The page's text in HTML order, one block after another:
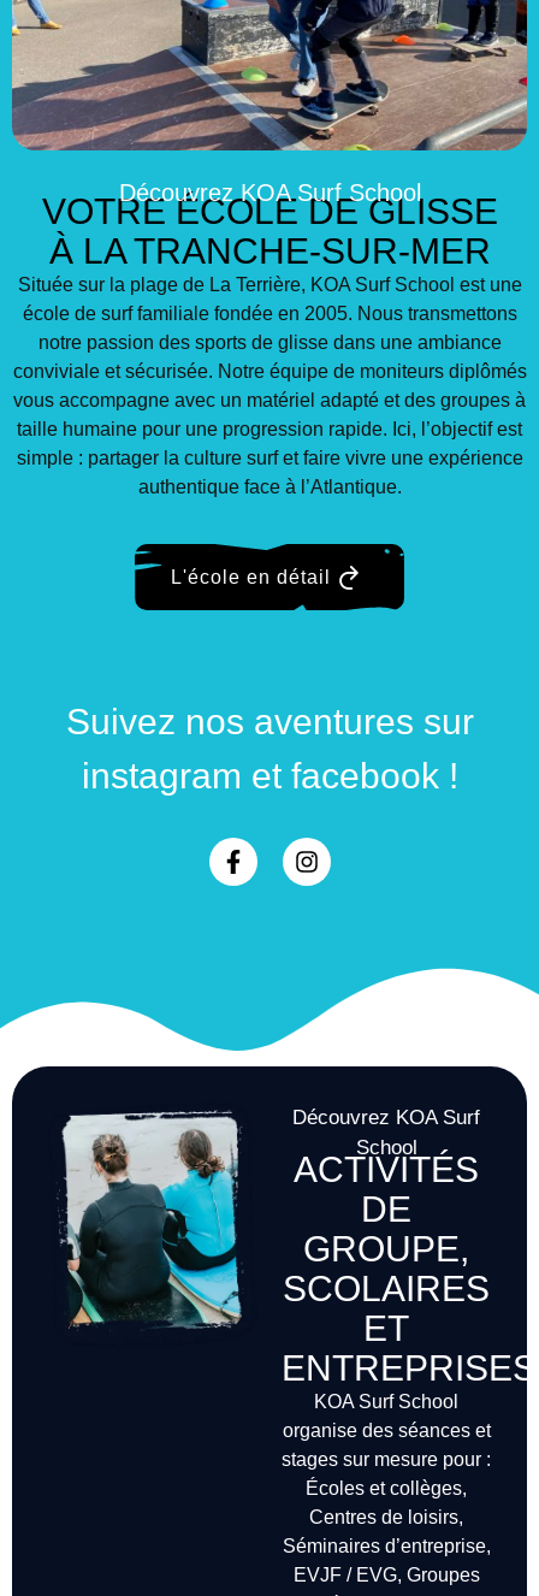
Découvrez KOA Surf School
VOTRE ÉCOLE DE GLISSE
À LA TRANCHE-SUR-MER
Située sur la plage de La Terrière, KOA Surf School est une
école de surf familiale fondée en 2005. Nous transmettons
notre passion des sports de glisse dans une ambiance
conviviale et sécurisée. Notre équipe de moniteurs diplômés
vous accompagne avec un matériel adapté et des groupes à
taille humaine pour une progression rapide. Ici, l’objectif est
simple : partager la culture surf et faire vivre une expérience
authentique face à l’Atlantique.
L'école en détail
Suivez nos aventures sur
instagram et facebook !
Découvrez KOA Surf
School
ACTIVITÉS
DE
GROUPE,
SCOLAIRES
ET
ENTREPRISES
KOA Surf School
organise des séances et
stages sur mesure pour :
Écoles et collèges,
Centres de loisirs,
Séminaires d’entreprise,
EVJF / EVG, Groupes